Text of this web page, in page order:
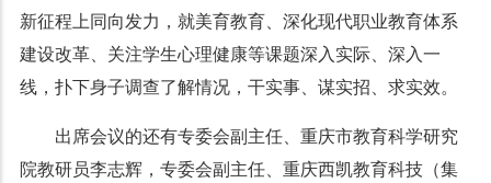
新征程上同向发力，就美育教育、深化现代职业教育体系
建设改革、关注学生心理健康等课题深入实际、深入一
线，扑下身子调查了解情况，干实事、谋实招、求实效。
出席会议的还有专委会副主任、重庆市教育科学研究
院教研员李志辉，专委会副主任、重庆西凯教育科技（集